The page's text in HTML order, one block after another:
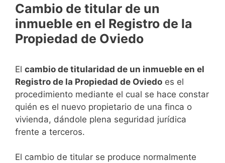
Cambio de titular de un
inmueble en el Registro de la
Propiedad de Oviedo
El cambio de titularidad de un inmueble en el
Registro de la Propiedad de Oviedo es el
procedimiento mediante el cual se hace constar
quién es el nuevo propietario de una finca o
vivienda, dándole plena seguridad jurídica
frente a terceros.
El cambio de titular se produce normalmente